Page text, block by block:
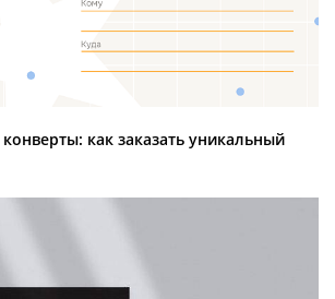
как заказать уникальный